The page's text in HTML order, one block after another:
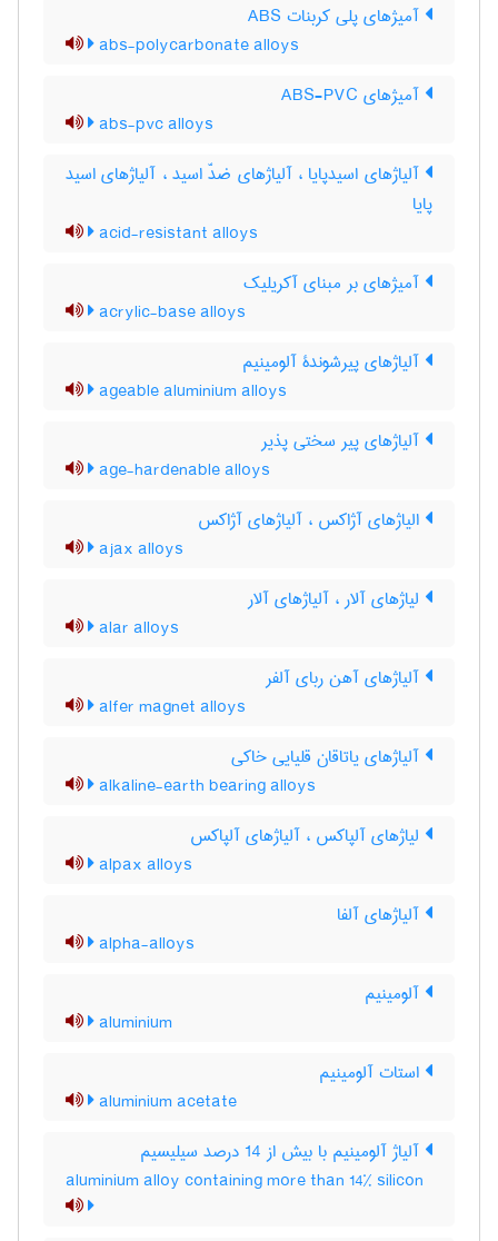
آمیژهای پلی کربنات ABS
abs-polycarbonate alloys
آمیژهای ABS-PVC
abs-pvc alloys
آلیاژهای اسیدپایا ، آلیاژهای ضدّ اسید ، آلیاژهای اسید
پایا
acid-resistant alloys
آمیژهای بر مبنای آکریلیک
acrylic-base alloys
آلیاژهای پیرشوندۀ آلومینیم
ageable aluminium alloys
آلیاژهای پیر سختی پذیر
age-hardenable alloys
الیاژهای آژاکس ، آلیاژهای آژاکس
ajax alloys
لیاژهای آلار ، آلیاژهای آلار
alar alloys
آلیاژهای آهن ربای آلفر
alfer magnet alloys
آلیاژهای یاتاقان قلیایی خاکی
alkaline-earth bearing alloys
لیاژهای آلپاکس ، آلیاژهای آلپاکس
alpax alloys
آلیاژهای آلفا
alpha-alloys
آلومینیم
aluminium
استات آلومینیم
aluminium acetate
آلیاژ آلومینیم با بیش از 14 درصد سیلیسیم
aluminium alloy containing more than 14% silicon